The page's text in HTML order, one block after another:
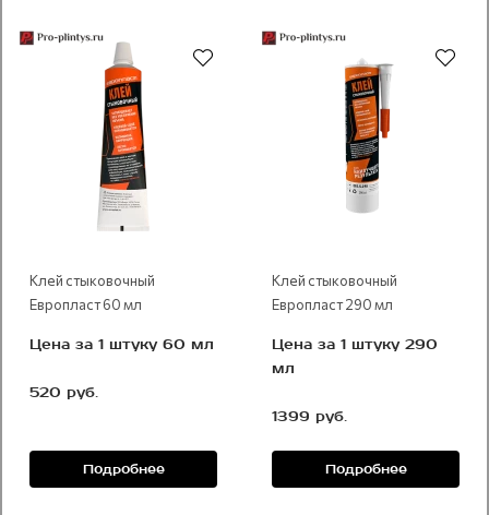
Клей стыковочный
Европласт 60 мл
Цена за 1 штуку 60 мл
520 руб.
Подробнее
Клей стыковочный
Европласт 290 мл
Цена за 1 штуку 290
мл
1399 руб.
Подробнее